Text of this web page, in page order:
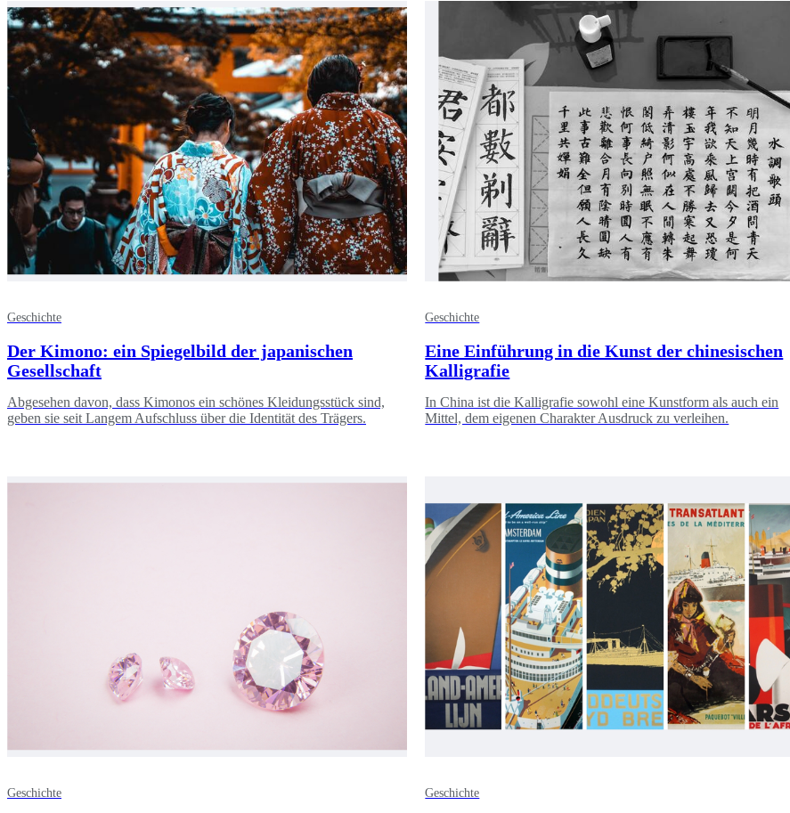
Geschichte
Der Kimono: ein Spiegelbild der japanischen
Gesellschaft
Abgesehen davon, dass Kimonos ein schönes Kleidungsstück sind,
geben sie seit Langem Aufschluss über die Identität des Trägers.
Geschichte
Eine Einführung in die Kunst der chinesischen
Kalligrafie
In China ist die Kalligrafie sowohl eine Kunstform als auch ein
Mittel, dem eigenen Charakter Ausdruck zu verleihen.
Geschichte Geschichte